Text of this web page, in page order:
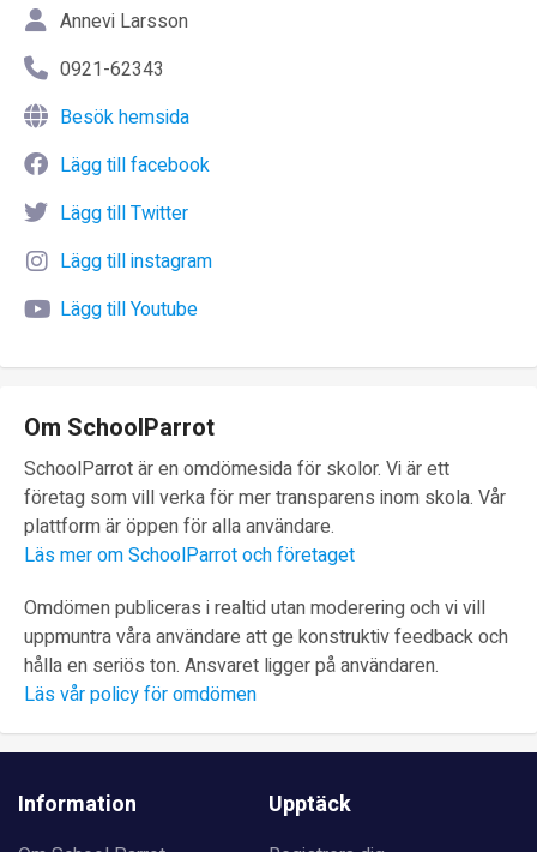
Annevi Larsson
0921-62343
Besök hemsida
Lägg till facebook
Lägg till Twitter
Lägg till instagram
Lägg till Youtube
Om SchoolParrot
SchoolParrot är en omdömesida för skolor. Vi är ett
företag som vill verka för mer transparens inom skola. Vår
plattform är öppen för alla användare.
Läs mer om SchoolParrot och företaget
Omdömen publiceras i realtid utan moderering och vi vill
uppmuntra våra användare att ge konstruktiv feedback och
hålla en seriös ton. Ansvaret ligger på användaren.
Läs vår policy för omdömen
Information Upptäck